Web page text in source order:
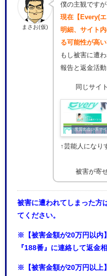
まさお(仮)
僕の主観ですが
現在【Every(
明細、サイト
る可能性が高い
もし被害に遭
報告と返金活動
同じサイ
悪質出会い系サ
↑芸能人になり
被害が寄
被害に遭われてしまった方
てください。
※【被害金額が20万円以内
『188番』に連絡して返金
※【被害金額が20万円以上